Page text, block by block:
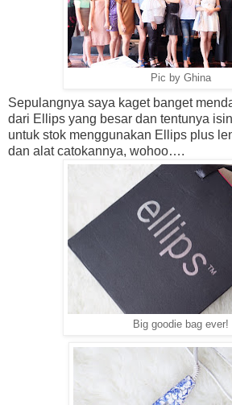
Pic by Ghina
Sepulangnya saya kaget banget
dari Ellips yang besar dan tentunya
untuk stok menggunakan Ellips plus
dan alat catokannya, wohoo….
Big goodie bag ever!